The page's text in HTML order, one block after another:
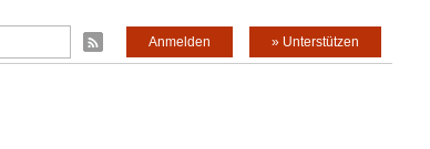
» Unterstützen
Anmelden